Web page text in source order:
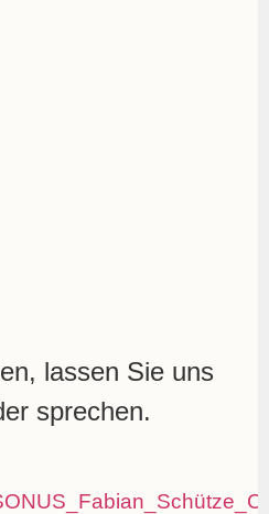
lassen Sie uns
sprechen.